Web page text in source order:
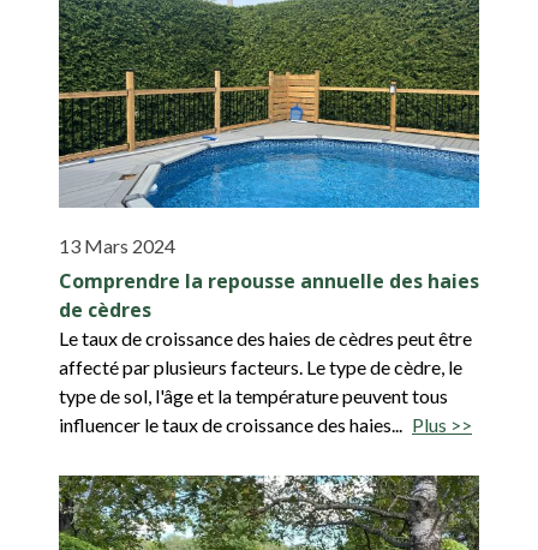
13 Mars 2024
Comprendre la repousse annuelle des haies
de cèdres
Le taux de croissance des haies de cèdres peut être
affecté par plusieurs facteurs. Le type de cèdre, le
type de sol, l'âge et la température peuvent tous
influencer le taux de croissance des haies... Plus >>